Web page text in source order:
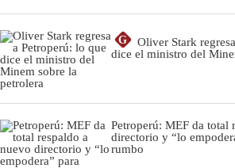
G
Oliver Stark
dice el ministro del
Petroperú: MEF da total
directorio y “lo
rumbo